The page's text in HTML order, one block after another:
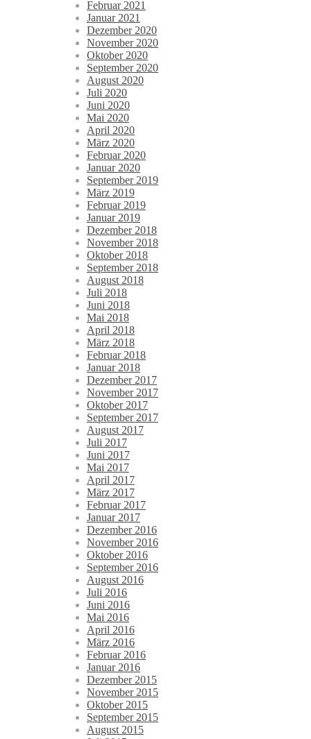
Februar 2021
Januar 2021
Dezember 2020
November 2020
Oktober 2020
September 2020
August 2020
Juli 2020
Juni 2020
Mai 2020
April 2020
März 2020
Februar 2020
Januar 2020
September 2019
März 2019
Februar 2019
Januar 2019
Dezember 2018
November 2018
Oktober 2018
September 2018
August 2018
Juli 2018
Juni 2018
Mai 2018
April 2018
März 2018
Februar 2018
Januar 2018
Dezember 2017
November 2017
Oktober 2017
September 2017
August 2017
Juli 2017
Juni 2017
Mai 2017
April 2017
März 2017
Februar 2017
Januar 2017
Dezember 2016
November 2016
Oktober 2016
September 2016
August 2016
Juli 2016
Juni 2016
Mai 2016
April 2016
März 2016
Februar 2016
Januar 2016
Dezember 2015
November 2015
Oktober 2015
September 2015
August 2015